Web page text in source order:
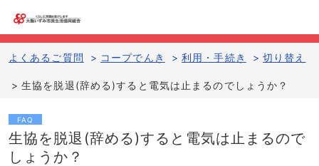
よくあるご質問 > コープでんき > 利用・手続き > 切り替え
> 生協を脱退(辞める)すると電気は止まるのでしょうか？
FAQ
生協を脱退(辞める)すると電気は止まるので
しょうか？